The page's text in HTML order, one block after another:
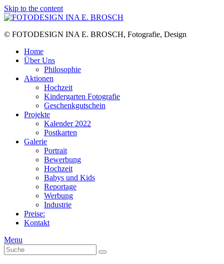
Skip to the content
© FOTODESIGN INA E. BROSCH, Fotografie, Design
Home
Über Uns
Philosophie
Aktionen
Hochzeit
Kindergarten Fotografie
Geschenkgutschein
Projekte
Kalender 2022
Postkarten
Galerie
Portrait
Bewerbung
Hochzeit
Babys und Kids
Reportage
Werbung
Industrie
Preise:
Kontakt
Menu
Suche
nach:
Suche